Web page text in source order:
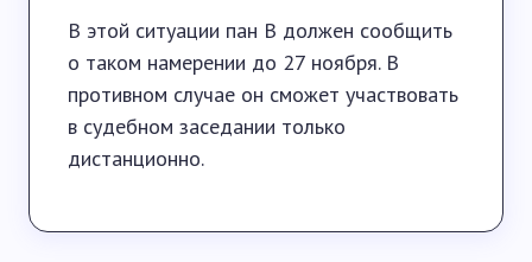
В этой ситуации пан В должен сообщить
о таком намерении до 27 ноября. В
противном случае он сможет участвовать
в судебном заседании только
дистанционно.